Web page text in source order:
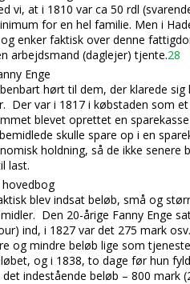
vi, at i 1810 var ca 50 rdl
for en hel familie. Men i
enker faktisk over denne
arbejdsmand (daglejer) tjente.28
Enge
hørt til dem, der klarede sig
Der var i 1817 i købstaden som
blevet oprettet en
skulle spare op i en
holdning, så de ikke senere
last.
blev indsat beløb, små og
Den 20-årige Fanny Enge
ind, i 1827 var det 275 mark
og mindre beløb lige som
og i 1838, to dage før hun
indestående beløb – 800 mark